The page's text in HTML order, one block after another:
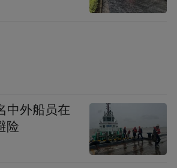
然地呆在生活的缝隙里仰望
鸣几乎把我淹没，是别样的
这么特别的电影，满分推
也有外国人前来观影，对于他
中外船员在
险